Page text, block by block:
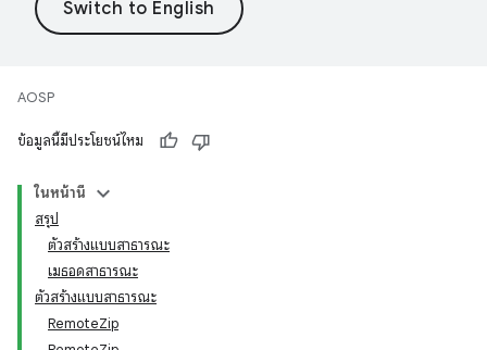
AOSP
ข้อมูลนี้มีประโยชน์ไหม
ในหน้านี้
สรุป
ตัวสร้างแบบสาธารณะ
เมธอดสาธารณะ
ตัวสร้างแบบสาธารณะ
RemoteZip